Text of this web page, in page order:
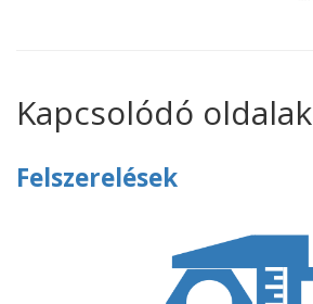
Kapcsolódó oldalak
Felszerelések